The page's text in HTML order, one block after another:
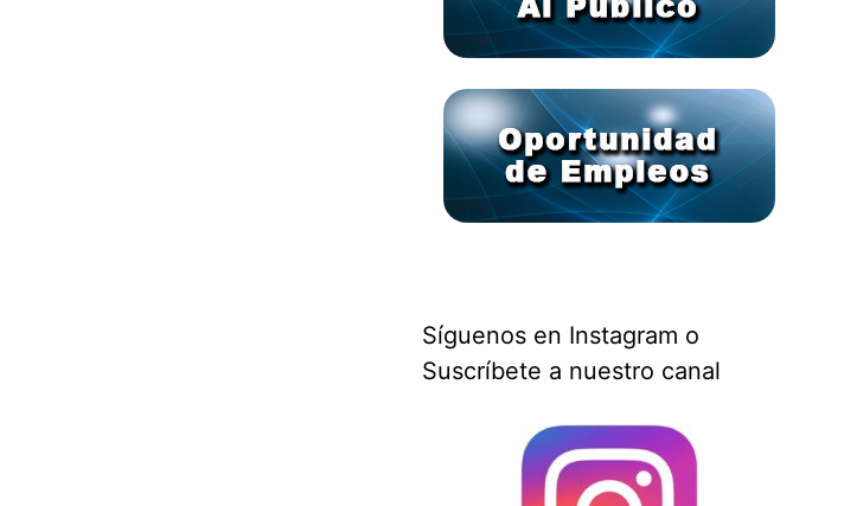
Síguenos en Instagram o
Suscríbete a nuestro canal